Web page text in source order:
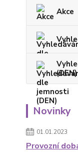
Akce
(DEN)
Novinky
01.01.2023
Provozní